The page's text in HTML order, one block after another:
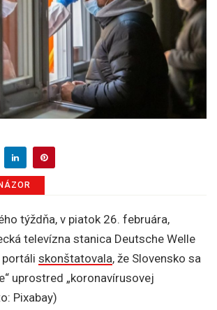
týždňa, v piatok 26. februára,
televízna stanica Deutsche Welle
portáli skonštatovala, že Slovensko sa
uprostred „koronavírusovej
Pixabay)